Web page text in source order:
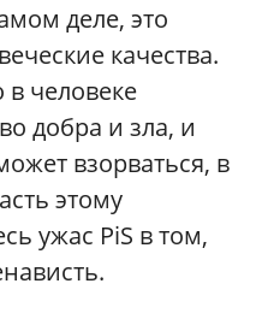
деле, это
качества.
человеке
добра и зла, и
взорваться, в
этому
ужас PiS в том,